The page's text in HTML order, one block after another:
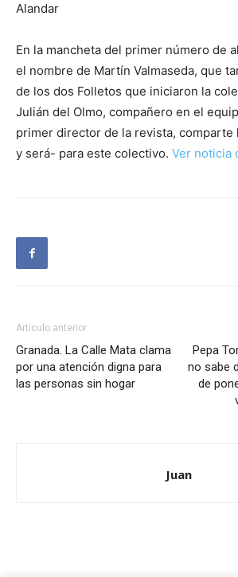
Alandar
En la mancheta del primer número de
el nombre de Martín Valmaseda, que
de los dos Folletos que iniciaron la
Julián del Olmo, compañero en el
primer director de la revista, comparte
y será- para este colectivo. Ver noticia
Artículo anterior
Granada. La Calle Mata clama
por una atención digna para
las personas sin hogar
Pepa
no sabe
de
Juan